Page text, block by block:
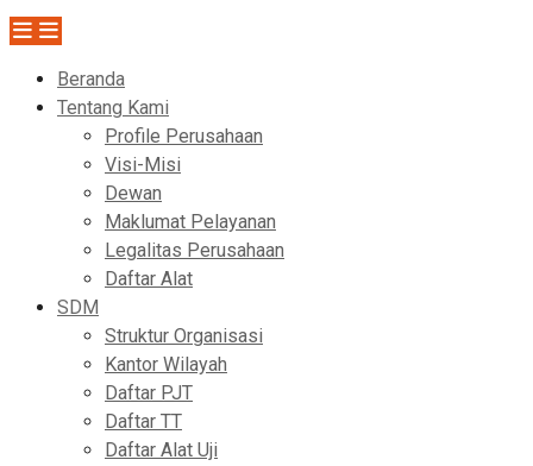
Beranda
Tentang Kami
Profile Perusahaan
Visi-Misi
Dewan
Maklumat Pelayanan
Legalitas Perusahaan
Daftar Alat
SDM
Struktur Organisasi
Kantor Wilayah
Daftar PJT
Daftar TT
Daftar Alat Uji